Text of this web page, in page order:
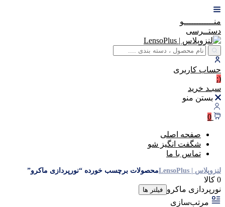
منــــــــــــو
دستــرسی
حساب کاربری
(:
سبـد خرید
بستن منو
0
صفحه اصلی
شگفت انگیز شو
تماس با ما
لنزوپلاس | LensoPlus محصولات برچسب خورده “نورپردازی ماکرو”
0 کالا
نورپردازی ماکرو فیلتر ها
مرتب‌سازی